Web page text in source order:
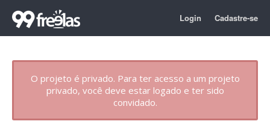
Login Cadastre-se
O projeto é privado. Para ter acesso a um projeto
privado, você deve estar logado e ter sido
convidado.